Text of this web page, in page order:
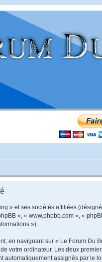
» et ses sociétés affiliées
», « www.phpbb.com », «
»).
en naviguant sur « Le Forum
votre ordinateur. Les deux
assignés par le